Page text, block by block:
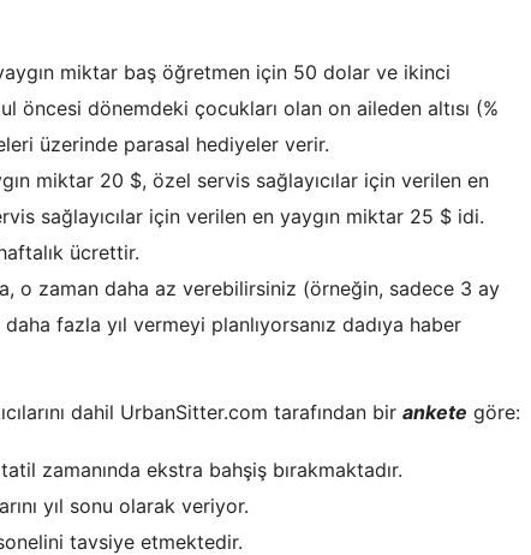
miktar baş öğretmen için 50 dolar ve ikinci
öncesi dönemdeki çocukları olan on aileden altısı (%
üzerinde parasal hediyeler verir.
miktar 20 $, özel servis sağlayıcılar için verilen en
sağlayıcılar için verilen en yaygın miktar 25 $ idi.
ücrettir.
o zaman daha az verebilirsiniz (örneğin, sadece 3 ay
fazla yıl vermeyi planlıyorsanız dadıya haber
dahil UrbanSitter.com tarafından bir ankete göre:
zamanında ekstra bahşiş bırakmaktadır.
yıl sonu olarak veriyor.
tavsiye etmektedir.